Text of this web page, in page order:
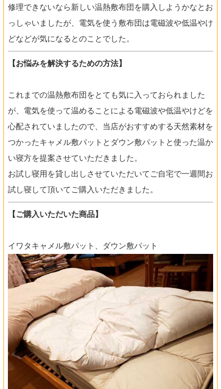
修理できないなら新しい温熱敷布団を購入しようかなとお
っしゃいましたが、電気を使う敷布団は電磁波や低温やけ
どなどが気になるとのことでした。
【お悩みを解決するための方法】
これまでの温熱敷布団をとても気に入っておられました
が、電気を使って温めることによる電磁波や低温やけどを
心配されていましたので、当店がおすすめする天然素材を
つかったキャメル敷パットとダウン敷パットと使った温か
い寝方を提案させていただきました。
お試し寝用を貸し出しさせていただいてご自宅で一週間お
試し寝して頂いてご購入いただきました。
【ご購入いただいた商品】
イワタキャメル敷パット、ダウン敷パット